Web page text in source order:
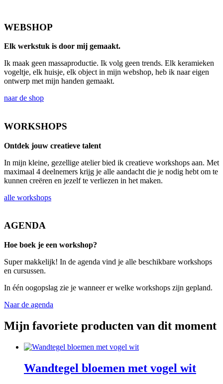
WEBSHOP
Elk werkstuk is door mij gemaakt.
Ik maak geen massaproductie. Ik volg geen trends. Elk keramieken
vogeltje, elk huisje, elk object in mijn webshop, heb ik naar eigen
ontwerp met mijn handen gemaakt.
naar de shop
WORKSHOPS
Ontdek jouw creatieve talent
In mijn kleine, gezellige atelier bied ik creatieve workshops aan. Met
maximaal 4 deelnemers krijg je alle aandacht die je nodig hebt om te
kunnen creëren en jezelf te verliezen in het maken.
alle workshops
AGENDA
Hoe boek je een workshop?
Super makkelijk! In de agenda vind je alle beschikbare workshops
en cursussen.
In één oogopslag zie je wanneer er welke workshops zijn gepland.
Naar de agenda
Mijn favoriete producten van dit moment
Wandtegel bloemen met vogel wit